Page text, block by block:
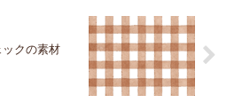
クの素材